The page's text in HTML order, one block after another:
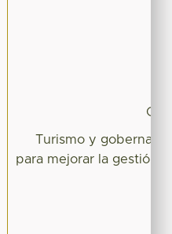
Turismo y
para mejorar la gestión